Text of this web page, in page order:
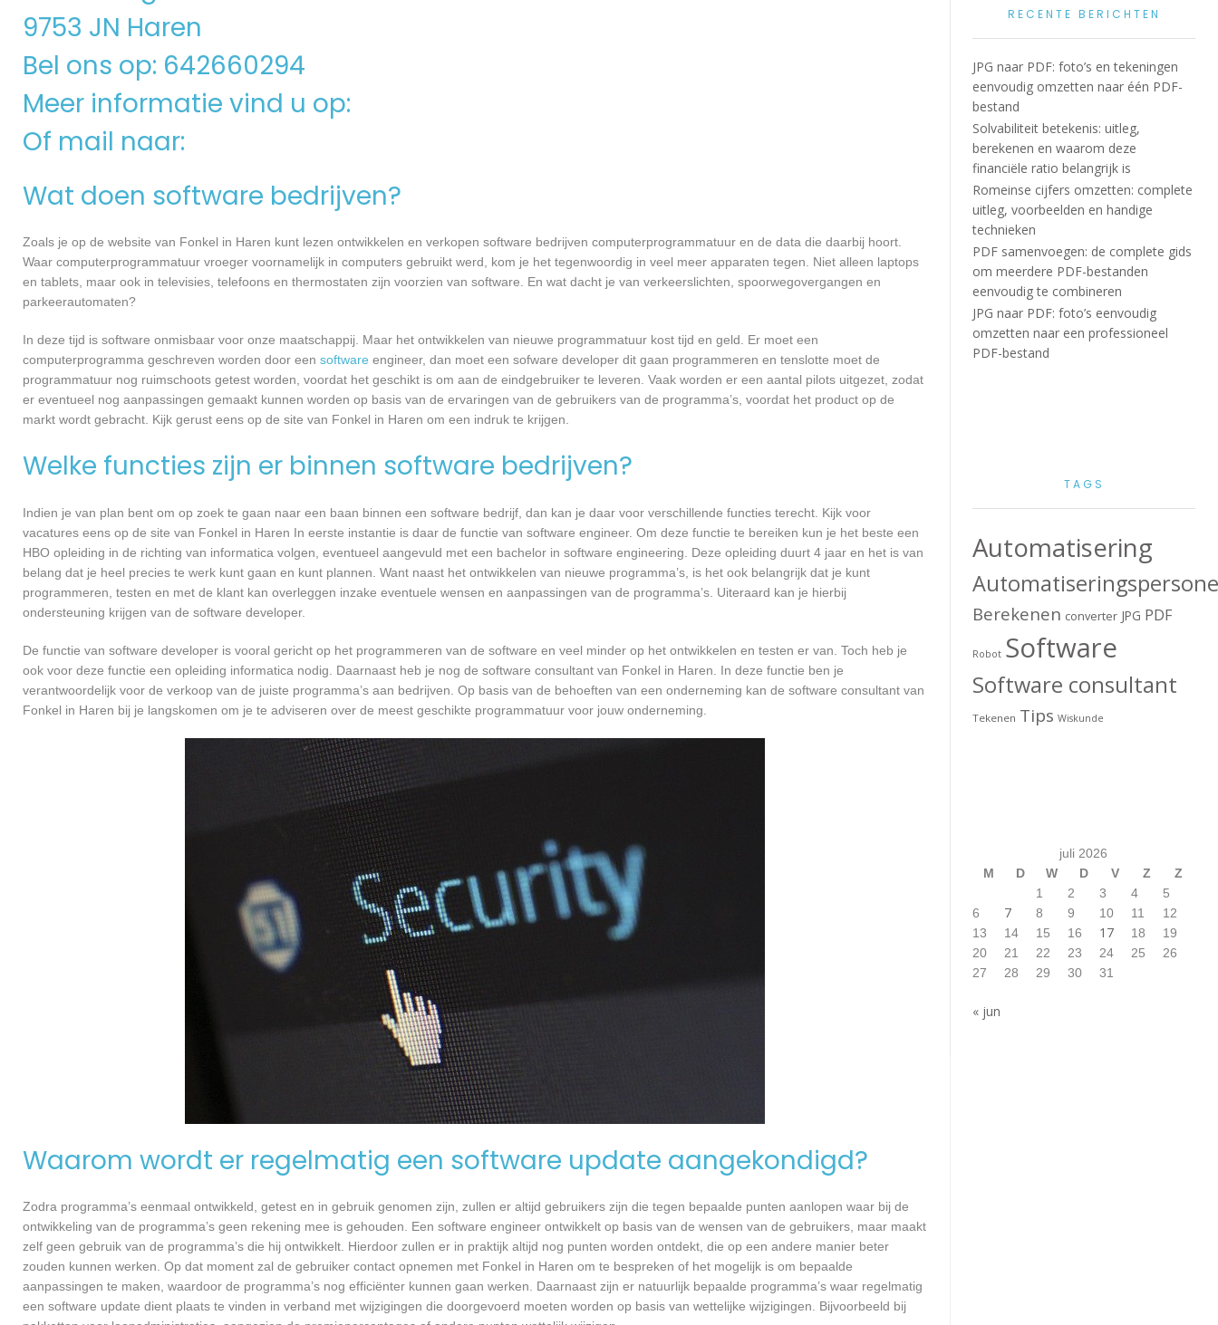
9753 JN Haren
Bel ons op: 642660294
Meer informatie vind u op:
Of mail naar:
Wat doen software bedrijven?
Zoals je op de website van Fonkel in Haren kunt lezen ontwikkelen en verkopen software bedrijven computerprogrammatuur en de data die daarbij hoort.
Waar computerprogrammatuur vroeger voornamelijk in computers gebruikt werd, kom je het tegenwoordig in veel meer apparaten tegen. Niet alleen laptops
en tablets, maar ook in televisies, telefoons en thermostaten zijn voorzien van software. En wat dacht je van verkeerslichten, spoorwegovergangen en
parkeerautomaten?
In deze tijd is software onmisbaar voor onze maatschappij. Maar het ontwikkelen van nieuwe programmatuur kost tijd en geld. Er moet een
computerprogramma geschreven worden door een software engineer, dan moet een sofware developer dit gaan programmeren en tenslotte moet de
programmatuur nog ruimschoots getest worden, voordat het geschikt is om aan de eindgebruiker te leveren. Vaak worden er een aantal pilots uitgezet, zodat
er eventueel nog aanpassingen gemaakt kunnen worden op basis van de ervaringen van de gebruikers van de programma’s, voordat het product op de
markt wordt gebracht. Kijk gerust eens op de site van Fonkel in Haren om een indruk te krijgen.
Welke functies zijn er binnen software bedrijven?
Indien je van plan bent om op zoek te gaan naar een baan binnen een software bedrijf, dan kan je daar voor verschillende functies terecht. Kijk voor
vacatures eens op de site van Fonkel in Haren In eerste instantie is daar de functie van software engineer. Om deze functie te bereiken kun je het beste een
HBO opleiding in de richting van informatica volgen, eventueel aangevuld met een bachelor in software engineering. Deze opleiding duurt 4 jaar en het is van
belang dat je heel precies te werk kunt gaan en kunt plannen. Want naast het ontwikkelen van nieuwe programma’s, is het ook belangrijk dat je kunt
programmeren, testen en met de klant kan overleggen inzake eventuele wensen en aanpassingen van de programma’s. Uiteraard kan je hierbij
ondersteuning krijgen van de software developer.
De functie van software developer is vooral gericht op het programmeren van de software en veel minder op het ontwikkelen en testen er van. Toch heb je
ook voor deze functie een opleiding informatica nodig. Daarnaast heb je nog de software consultant van Fonkel in Haren. In deze functie ben je
verantwoordelijk voor de verkoop van de juiste programma’s aan bedrijven. Op basis van de behoeften van een onderneming kan de software consultant van
Fonkel in Haren bij je langskomen om je te adviseren over de meest geschikte programmatuur voor jouw onderneming.
Waarom wordt er regelmatig een software update aangekondigd?
Zodra programma’s eenmaal ontwikkeld, getest en in gebruik genomen zijn, zullen er altijd gebruikers zijn die tegen bepaalde punten aanlopen waar bij de
ontwikkeling van de programma’s geen rekening mee is gehouden. Een software engineer ontwikkelt op basis van de wensen van de gebruikers, maar maakt
zelf geen gebruik van de programma’s die hij ontwikkelt. Hierdoor zullen er in praktijk altijd nog punten worden ontdekt, die op een andere manier beter
zouden kunnen werken. Op dat moment zal de gebruiker contact opnemen met Fonkel in Haren om te bespreken of het mogelijk is om bepaalde
aanpassingen te maken, waardoor de programma’s nog efficiënter kunnen gaan werken. Daarnaast zijn er natuurlijk bepaalde programma’s waar regelmatig
een software update dient plaats te vinden in verband met wijzigingen die doorgevoerd moeten worden op basis van wettelijke wijzigingen. Bijvoorbeeld bij
RECENTE BERICHTEN
JPG naar PDF: foto’s en tekeningen
eenvoudig omzetten naar één PDF-
bestand
Solvabiliteit betekenis: uitleg,
berekenen en waarom deze
financiële ratio belangrijk is
Romeinse cijfers omzetten: complete
uitleg, voorbeelden en handige
technieken
PDF samenvoegen: de complete gids
om meerdere PDF-bestanden
eenvoudig te combineren
JPG naar PDF: foto’s eenvoudig
omzetten naar een professioneel
PDF-bestand
TAGS
Automatisering
Berekenen converter JPG PDF
Robot Software
Software consultant
Tekenen Tips Wiskunde
juli 2026
M
D W D V Z
Z
1
2 3 4
5
6
7 8 9 10 11
12
13
14 15 16 17 18
19
20
21 22 23 24 25
26
27
28 29 30 31
« jun